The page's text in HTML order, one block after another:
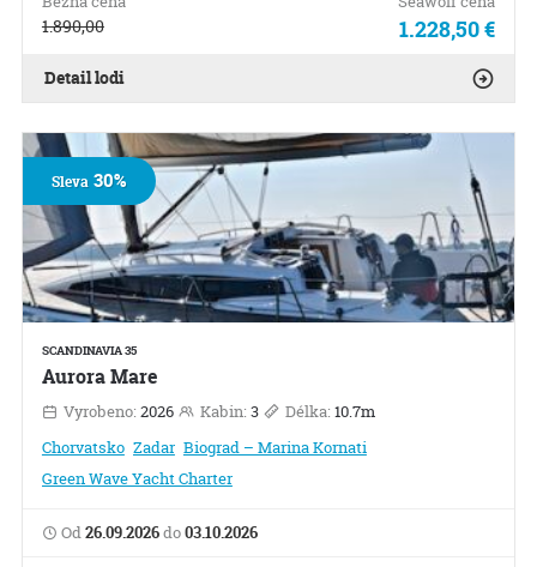
1.890,00 1.228,50 €
Detail lodi
SCANDINAVIA 35
Aurora Mare
Vyrobeno: 2026 Kabin: 3 Délka: 10.7m
Chorvatsko Zadar Biograd – Marina Kornati
Green Wave Yacht Charter
Od26.09.2026do03.10.2026
Sleva30%